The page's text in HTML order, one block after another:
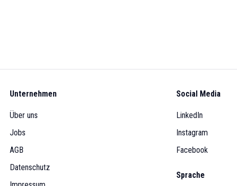
Unternehmen
Über uns
Jobs
AGB
Datenschutz
Social Media
LinkedIn
Instagram
Facebook
Sprache